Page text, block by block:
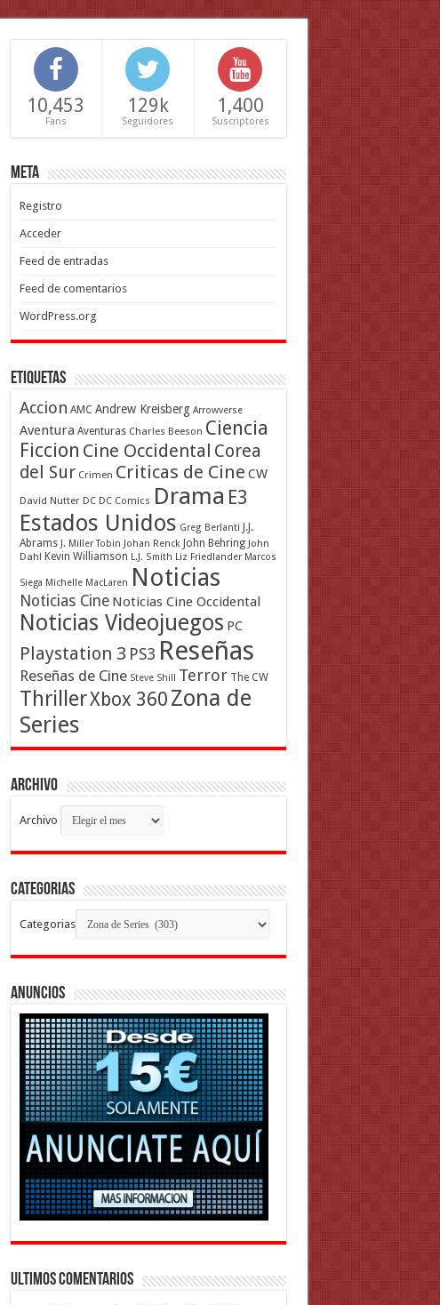
10,453
Fans
129k
Seguidores
1,400
Suscriptores
Meta
Registro
Acceder
Feed de entradas
Feed de comentarios
WordPress.org
Etiquetas
Accion AMC Andrew Kreisberg Arrowverse
Aventura Aventuras Charles Beeson Ciencia
Ficcion Cine Occidental Corea
del Sur Crimen Criticas de Cine CW
David Nutter DC DC Comics Drama E3
Estados Unidos Greg Berlanti
J.J.
Abrams J. Miller Tobin Johan Renck John Behring John
Dahl Kevin Williamson L.J. Smith Liz Friedlander Marcos
Siega Michelle MacLaren Noticias
Noticias Cine Noticias Cine Occidental
Noticias Videojuegos PC
Playstation 3 PS3 Reseñas
Reseñas de Cine Steve Shill Terror The CW
ThrillerXbox 360 Zona de
Series
Archivo
Archivo
Categorias
Categorias
Anuncios
Ultimos Comentarios